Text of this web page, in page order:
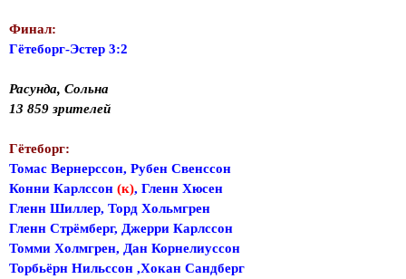
Финал:
Гётеборг-Эстер 3:2
Расунда, Сольна
13 859 зрителей
Гётеборг:
Томас Вернерссон, Рубен Свенссон
Конни Карлссон (к), Гленн Хюсен
Гленн Шиллер, Торд Хольмгрен
Гленн Стрёмберг, Джерри Карлссон
Томми Холмгрен, Дан Корнелиуссон
Торбьёрн Нильссон ,Хокан Сандберг